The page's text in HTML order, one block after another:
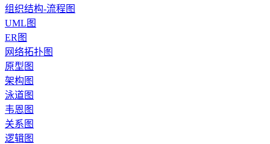
组织结构-流程图
UML图
ER图
网络拓扑图
原型图
架构图
泳道图
韦恩图
关系图
逻辑图